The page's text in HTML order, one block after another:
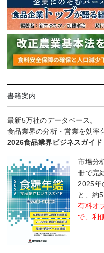
書籍案内
最新5万社のデータベース。
食品業界の分析・営業を効率
2026食品業界ビジネスガイド
市場分
冊で完
2025年
と、約
有料オ
で、利